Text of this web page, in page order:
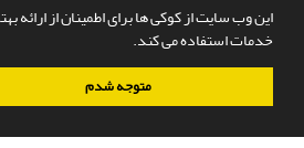
این وب سایت از کوکی ها برای اطمینان از ارائه
خدمات استفاده می کند.
متوجه شدم
سامانه مدیریت نشریات علمی.طراحی و پیاده